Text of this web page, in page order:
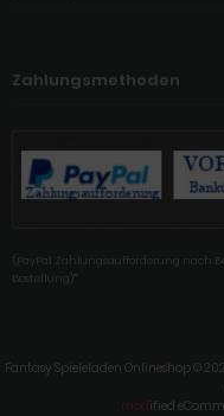
Zahlungsmethoden
'(PayPal Zahlungsaufforderung nach
Bestellung)'"
Fantasy Spieleladen Onlineshop ©
modified